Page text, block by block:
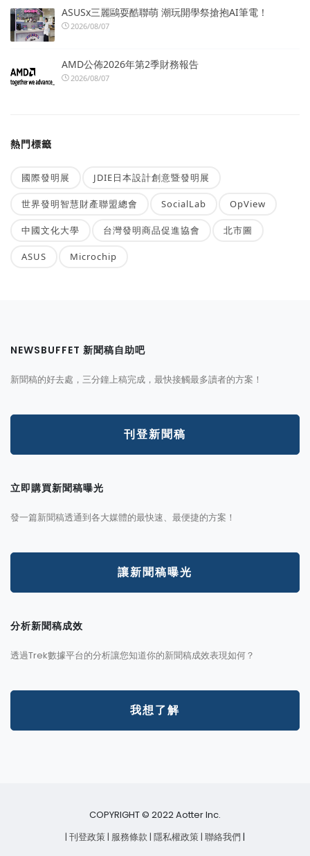
ASUSx三麗鷗耍酷聯萌 潮玩開學祭搶抱AI筆電！
2026/08/07
AMD公佈2026年第2季財務報告
2026/08/07
熱門標籤
國際發明展 JDIE日本設計創意暨發明展
世界發明智慧財產聯盟總會 SocialLab OpView
中國文化大學 台灣發明商品促進協會 北市圖
ASUS Microchip
NEWSBUFFET 新聞稿自助吧
新聞稿的好去處，三分鐘上稿完成，最快接觸最多讀者的方案！
刊登新聞稿
立即購買新聞稿曝光
發一篇新聞稿透通到各大媒體的最快速、最便捷的方案！
讓新聞稿曝光
分析新聞稿成效
透過Trek數據平台的分析讓您知道你的新聞稿成效表現如何？
我想了解
COPYRIGHT © 2022 Aotter Inc.
| 刊登政策| 服務條款 | 隱私權政策| 聯絡我們 |